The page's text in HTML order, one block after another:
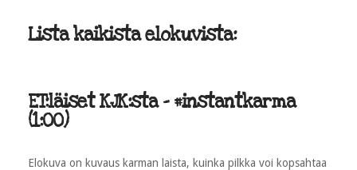
Lista kaikista elokuvista:
ET:läiset KJK:sta - #instantkarma
(1:00)
Elokuva on kuvaus karman laista, kuinka pilkka voi kopsahtaa